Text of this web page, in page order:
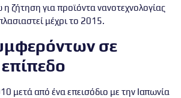
ζήτηση για προϊόντα νανοτεχνολογίας
μέχρι το 2015.
σε
μετά από ένα επεισόδιο με την Ιαπωνία